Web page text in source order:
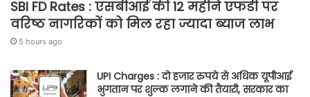
SBI FD Rates : एसबीआई की 12 महीने एफडी पर
वरिष्ठ नागरिकों को मिल रहा ज्यादा ब्याज लाभ
5 hours ago
UPI Charges : दो हजार रुपये से अधिक यूपीआई
भुगतान पर शुल्क लगाने की तैयारी, सरकार का